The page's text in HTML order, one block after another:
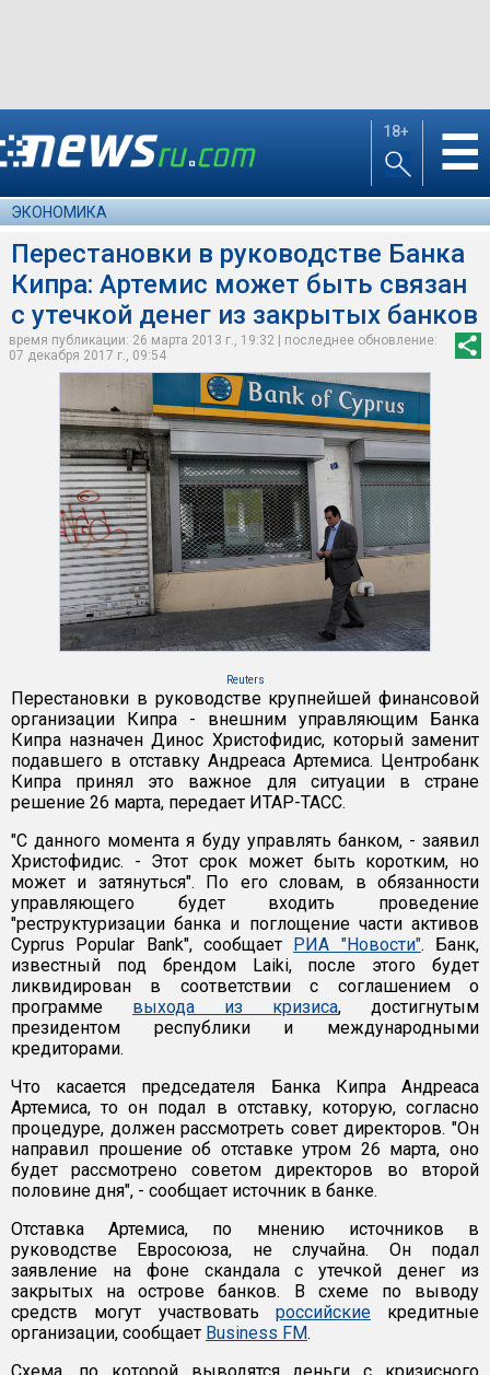
18+ ☰
ЭКОНОМИКА
Перестановки в руководстве Банка
Кипра: Артемис может быть связан
с утечкой денег из закрытых банков
время публикации: 26 марта 2013 г., 19:32 | последнее обновление:
07 декабря 2017 г., 09:54
Reuters
Перестановки в руководстве крупнейшей финансовой
организации Кипра - внешним управляющим Банка
Кипра назначен Динос Христофидис, который заменит
подавшего в отставку Андреаса Артемиса. Центробанк
Кипра принял это важное для ситуации в стране
решение 26 марта, передает ИТАР-ТАСС.
"С данного момента я буду управлять банком, - заявил
Христофидис. - Этот срок может быть коротким, но
может и затянуться". По его словам, в обязанности
управляющего будет входить проведение
"реструктуризации банка и поглощение части активов
Cyprus Popular Bank", сообщает РИА "Новости". Банк,
известный под брендом Laiki, после этого будет
ликвидирован в соответствии с соглашением о
программе выхода из кризиса, достигнутым
президентом республики и международными
кредиторами.
Что касается председателя Банка Кипра Андреаса
Артемиса, то он подал в отставку, которую, согласно
процедуре, должен рассмотреть совет директоров. "Он
направил прошение об отставке утром 26 марта, оно
будет рассмотрено советом директоров во второй
половине дня", - сообщает источник в банке.
Отставка Артемиса, по мнению источников в
руководстве Евросоюза, не случайна. Он подал
заявление на фоне скандала с утечкой денег из
закрытых на острове банков. В схеме по выводу
средств могут участвовать российскиекредитные
организации, сообщает Business FM.
Схема, по которой выводятся деньги с кризисного